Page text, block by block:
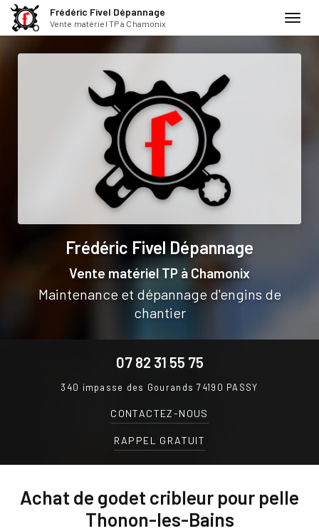
Frédéric Fivel Dépannage
Vente matériel TP à Chamonix
Frédéric Fivel Dépannage
Vente matériel TP à Chamonix
Maintenance et dépannage d'engins de
chantier
07 82 31 55 75
340 impasse des Gourands74190 PASSY
CONTACTEZ-NOUS
RAPPEL GRATUIT
Achat de godet cribleur pour pelle
Thonon-les-Bains